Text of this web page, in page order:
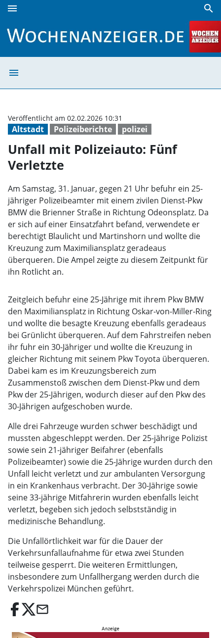
menu search
menu
Altstadt Polizeiberichte polizei
Veröffentlicht am 02.02.2026 10:31
Unfall mit Polizeiauto: Fünf
Verletzte
Am Samstag, 31. Januar, gegen 21 Uhr befuhr ein 25-
jähriger Polizeibeamter mit einem zivilen Dienst-Pkw
BMW die Brienner Straße in Richtung Odeonsplatz. Da
er sich auf einer Einsatzfahrt befand, verwendete er
berechtigt Blaulicht und Martinshorn und wollte die
Kreuzung zum Maximiliansplatz geradeaus
überqueren. Die Ampel zeigte zu diesem Zeitpunkt für
ihn Rotlicht an.
Zeitgleich befuhr eine 25-Jährige mit ihrem Pkw BMW
den Maximiliansplatz in Richtung Oskar-von-Miller-Ring
und wollte die besagte Kreuzung ebenfalls geradeaus
bei Grünlicht überqueren. Auf dem Fahrstreifen neben
ihr fuhr ein 30-Jähriger und wollte die Kreuzung in
gleicher Richtung mit seinem Pkw Toyota überqueren.
Dabei kam es im Kreuzungsbereich zum
Zusammenstoß zwischen dem Dienst-Pkw und dem
Pkw der 25-Jährigen, wodurch dieser auf den Pkw des
30-Jährigen aufgeschoben wurde.
Alle drei Fahrzeuge wurden schwer beschädigt und
mussten abgeschleppt werden. Der 25-jährige Polizist
sowie sein 21-jähriger Beifahrer (ebenfalls
Polizeibeamter) sowie die 25-Jährige wurden durch den
Unfall leicht verletzt und zur ambulanten Versorgung
in ein Krankenhaus verbracht. Der 30-Jährige sowie
seine 33-jährige Mitfahrerin wurden ebenfalls leicht
verletzt, begeben sich jedoch selbstständig in
medizinische Behandlung.
Die Unfallörtlichkeit war für die Dauer der
Verkehrsunfallaufnahme für etwa zwei Stunden
teilweise gesperrt. Die weiteren Ermittlungen,
insbesondere zum Unfallhergang werden durch die
Verkehrspolizei München geführt.
email